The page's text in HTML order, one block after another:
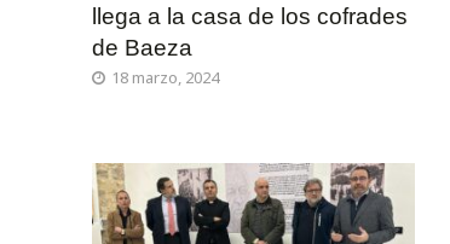
llega a la casa de los cofrades
de Baeza
18 marzo, 2024